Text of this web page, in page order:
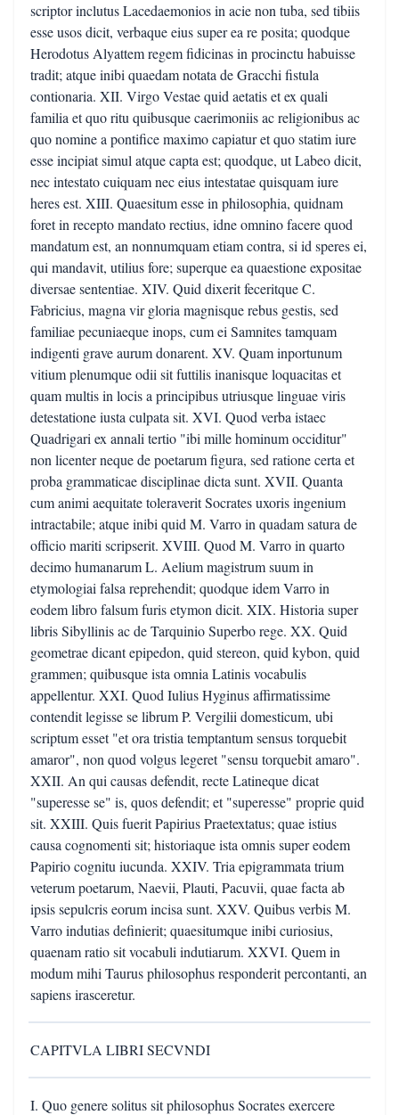
scriptor inclutus Lacedaemonios in acie non tuba, sed tibiis
esse usos dicit, verbaque eius super ea re posita; quodque
Herodotus Alyattem regem fidicinas in procinctu habuisse
tradit; atque inibi quaedam notata de Gracchi fistula
contionaria. XII. Virgo Vestae quid aetatis et ex quali
familia et quo ritu quibusque caerimoniis ac religionibus ac
quo nomine a pontifice maximo capiatur et quo statim iure
esse incipiat simul atque capta est; quodque, ut Labeo dicit,
nec intestato cuiquam nec eius intestatae quisquam iure
heres est. XIII. Quaesitum esse in philosophia, quidnam
foret in recepto mandato rectius, idne omnino facere quod
mandatum est, an nonnumquam etiam contra, si id speres ei,
qui mandavit, utilius fore; superque ea quaestione expositae
diversae sententiae. XIV. Quid dixerit feceritque C.
Fabricius, magna vir gloria magnisque rebus gestis, sed
familiae pecuniaeque inops, cum ei Samnites tamquam
indigenti grave aurum donarent. XV. Quam inportunum
vitium plenumque odii sit futtilis inanisque loquacitas et
quam multis in locis a principibus utriusque linguae viris
detestatione iusta culpata sit. XVI. Quod verba istaec
Quadrigari ex annali tertio "ibi mille hominum occiditur"
non licenter neque de poetarum figura, sed ratione certa et
proba grammaticae disciplinae dicta sunt. XVII. Quanta
cum animi aequitate toleraverit Socrates uxoris ingenium
intractabile; atque inibi quid M. Varro in quadam satura de
officio mariti scripserit. XVIII. Quod M. Varro in quarto
decimo humanarum L. Aelium magistrum suum in
etymologiai falsa reprehendit; quodque idem Varro in
eodem libro falsum furis etymon dicit. XIX. Historia super
libris Sibyllinis ac de Tarquinio Superbo rege. XX. Quid
geometrae dicant epipedon, quid stereon, quid kybon, quid
grammen; quibusque ista omnia Latinis vocabulis
appellentur. XXI. Quod Iulius Hyginus affirmatissime
contendit legisse se librum P. Vergilii domesticum, ubi
scriptum esset "et ora tristia temptantum sensus torquebit
amaror", non quod volgus legeret "sensu torquebit amaro".
XXII. An qui causas defendit, recte Latineque dicat
"superesse se" is, quos defendit; et "superesse" proprie quid
sit. XXIII. Quis fuerit Papirius Praetextatus; quae istius
causa cognomenti sit; historiaque ista omnis super eodem
Papirio cognitu iucunda. XXIV. Tria epigrammata trium
veterum poetarum, Naevii, Plauti, Pacuvii, quae facta ab
ipsis sepulcris eorum incisa sunt. XXV. Quibus verbis M.
Varro indutias definierit; quaesitumque inibi curiosius,
quaenam ratio sit vocabuli indutiarum. XXVI. Quem in
modum mihi Taurus philosophus responderit percontanti, an
sapiens irasceretur.
CAPITVLA LIBRI SECVNDI
I. Quo genere solitus sit philosophus Socrates exercere